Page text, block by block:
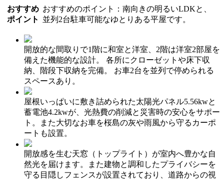
おすすめ
ポイント
おすすめのポイント：南向きの明るいLDKと、
並列2台駐車可能なゆとりある平屋です。
開放的な間取りで1階に和室と洋室、2階は洋室2部屋を
備えた機能的な設計。 各所にクローゼットや床下収
納、階段下収納を完備。 お車2台を並列で停められる
スペースあり。
屋根いっぱいに敷き詰められた太陽光パネル5.56kwと
蓄電池4.2kwが、光熱費の削減と災害時の安心をサポー
ト。また大切なお車を桜島の灰や雨風から守るカーポ
ートも設置。
開放感を生む天窓（トップライト）が室内へ豊かな自
然光を届けます。また建物と調和したプライバシーを
守る目隠しフェンスが設置されており、道路からの視